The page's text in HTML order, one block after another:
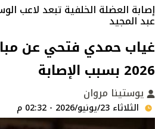
إصابة العضلة الخلفية تبعد لاعب
عبد المجيد
غياب حمدي فتحي عن
2026 بسبب الإصابة
يوستينا مروان
الثلاثاء 23/يونيو/2026 - 02:32 م